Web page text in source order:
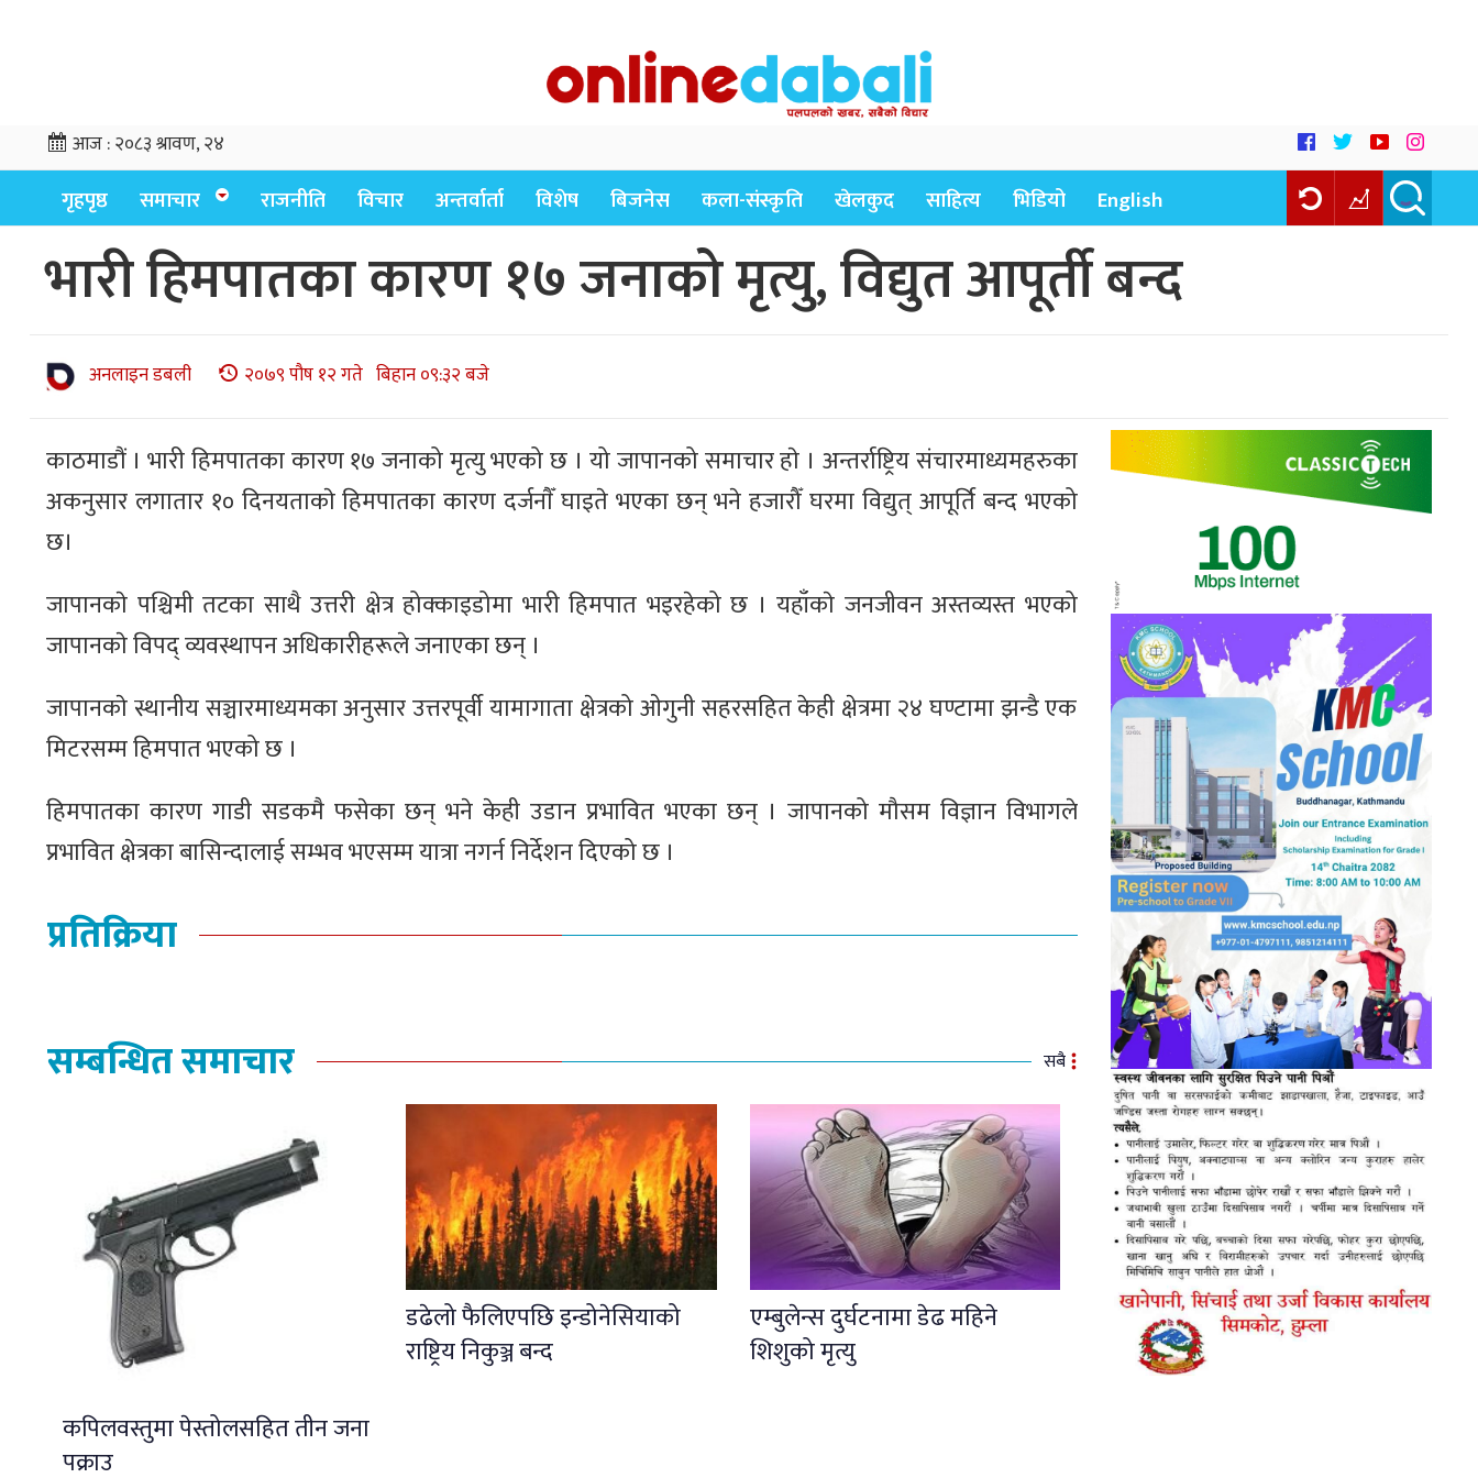
आज :२०८३ श्रावण, २४
गृहपृष्ठ समाचार राजनीति विचार अन्तर्वार्ता विशेष बिजनेस कला-संस्कृति खेलकुद साहित्य भिडियो English
भारी हिमपातका कारण १७ जनाको मृत्यु, विद्युत आपूर्ती बन्द
अनलाइन डबली २०७९ पौष १२ गते बिहान ०९:३२ बजे
काठमाडौं । भारी हिमपातका कारण १७ जनाको मृत्यु भएको छ । यो जापानको समाचार हाे । अन्तर्राष्ट्रिय संचारमाध्यमहरुका
अकनुसार लगातार १० दिनयताकाे हिमपातका कारण दर्जनाैँ घाइते भएका छन् भने हजारौँ घरमा विद्युत् आपूर्ति बन्द भएको
छ।
जापानकाे पश्चिमी तटका साथै उत्तरी क्षेत्र होक्काइडोमा भारी हिमपात भइरहेको छ । यहाँकाे जनजीवन अस्तव्यस्त भएको
जापानकाे विपद् व्यवस्थापन अधिकारीहरूले जनाएका छन् ।
जापानकाे स्थानीय सञ्चारमाध्यमका अनुसार उत्तरपूर्वी यामागाता क्षेत्रको ओगुनी सहरसहित केही क्षेत्रमा २४ घण्टामा झन्डै एक
मिटरसम्म हिमपात भएको छ ।
हिमपातका कारण गाडी सडकमै फसेका छन् भने केही उडान प्रभावित भएका छन् । जापानको मौसम विज्ञान विभागले
प्रभावित क्षेत्रका बासिन्दालाई सम्भव भएसम्म यात्रा नगर्न निर्देशन दिएको छ ।
प्रतिक्रिया
सम्बन्धित समाचार सबै
कपिलवस्तुमा पेस्तोलसहित तीन जना
पक्राउ
डढेलो फैलिएपछि इन्डोनेसियाको
राष्ट्रिय निकुञ्ज बन्द
एम्बुलेन्स दुर्घटनामा डेढ महिने
शिशुको मृत्यु